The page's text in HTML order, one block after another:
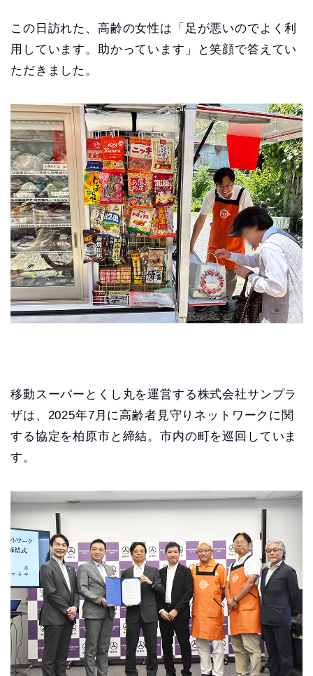
この日訪れた、高齢の女性は「足が悪いのでよく利
用しています。助かっています」と笑顔で答えてい
ただきました。
移動スーパーとくし丸を運営する株式会社サンプラ
ザは、2025年7月に高齢者見守りネットワークに関
する協定を柏原市と締結。市内の町を巡回していま
す。